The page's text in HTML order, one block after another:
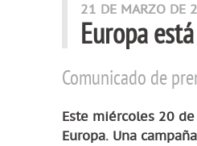
21 DE MARZO DE
Europa
Comunicado de
Este miércoles 20
Europa. Una